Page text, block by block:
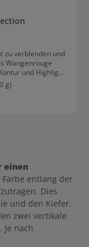
zu verblenden und
Wangenrouge
und Highlight
sorgen für einen
dem Blush Trio
betont.
g)
einen
entlang der
Dies
und den Kiefer.
zwei vertikale
Je nach